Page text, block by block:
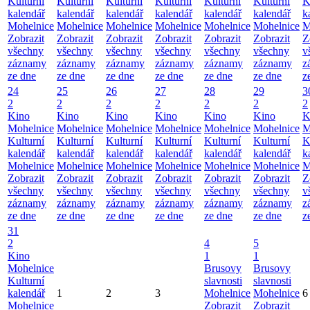
kalendář
Mohelnice
Zobrazit
všechny
záznamy
ze dne
kalendář
Mohelnice
Zobrazit
všechny
záznamy
ze dne
kalendář
Mohelnice
Zobrazit
všechny
záznamy
ze dne
kalendář
Mohelnice
Zobrazit
všechny
záznamy
ze dne
kalendář
Mohelnice
Zobrazit
všechny
záznamy
ze dne
kalendář
Mohelnice
Zobrazit
všechny
záznamy
ze dne
24
2
Kino
Mohelnice
Kulturní
kalendář
Mohelnice
Zobrazit
všechny
záznamy
ze dne
25
2
Kino
Mohelnice
Kulturní
kalendář
Mohelnice
Zobrazit
všechny
záznamy
ze dne
26
2
Kino
Mohelnice
Kulturní
kalendář
Mohelnice
Zobrazit
všechny
záznamy
ze dne
27
2
Kino
Mohelnice
Kulturní
kalendář
Mohelnice
Zobrazit
všechny
záznamy
ze dne
28
2
Kino
Mohelnice
Kulturní
kalendář
Mohelnice
Zobrazit
všechny
záznamy
ze dne
29
2
Kino
Mohelnice
Kulturní
kalendář
Mohelnice
Zobrazit
všechny
záznamy
ze dne
2
31
2
Kino
Mohelnice
Kulturní
kalendář
Mohelnice
1 2 3
4
1
Brusovy
slavnosti
Mohelnice
Zobrazit
5
1
Brusovy
slavnosti
Mohelnice
Zobrazit
6